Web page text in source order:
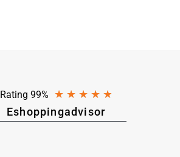
Rating 99% ★ ★ ★ ★ ★
Eshoppingadvisor